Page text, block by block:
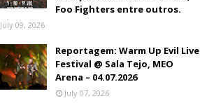
Foo Fighters entre outros.
July 09, 2026
Reportagem: Warm Up Evil Live
Festival @ Sala Tejo, MEO
Arena – 04.07.2026
July 07, 2026